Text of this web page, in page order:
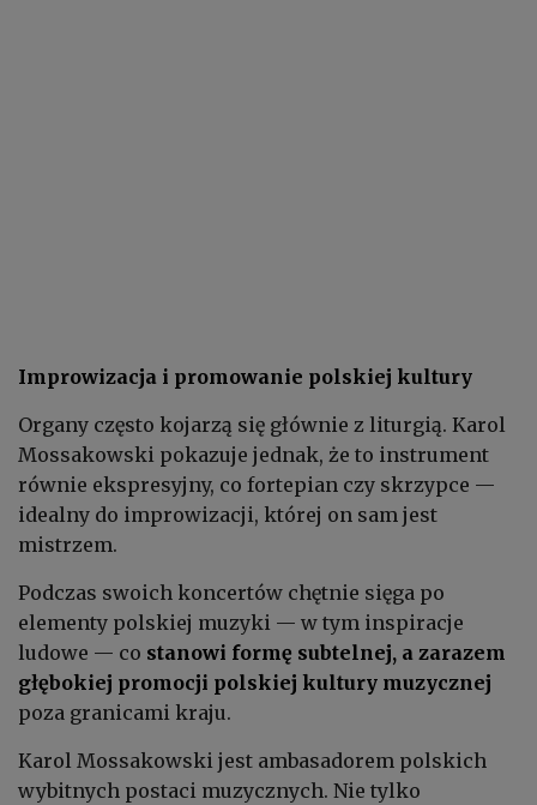
Improwizacja i promowanie polskiej kultury
Organy często kojarzą się głównie z liturgią. Karol
Mossakowski pokazuje jednak, że to instrument
równie ekspresyjny, co fortepian czy skrzypce —
idealny do improwizacji, której on sam jest
mistrzem.
Podczas swoich koncertów chętnie sięga po
elementy polskiej muzyki — w tym inspiracje
ludowe — co stanowi formę subtelnej, a zarazem
głębokiej promocji polskiej kultury muzycznej
poza granicami kraju.
Karol Mossakowski jest ambasadorem polskich
wybitnych postaci muzycznych. Nie tylko